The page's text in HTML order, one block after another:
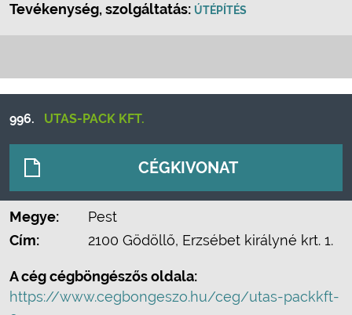
Tevékenység, szolgáltatás: ÚTÉPÍTÉS
996. UTAS-PACK KFT.
CÉGKIVONAT
Megye:
Pest
Cím:
2100 Gödöllő, Erzsébet királyné krt. 1.
A cég cégböngészős oldala:
https://www.cegbongeszo.hu/ceg/utas-packkft-